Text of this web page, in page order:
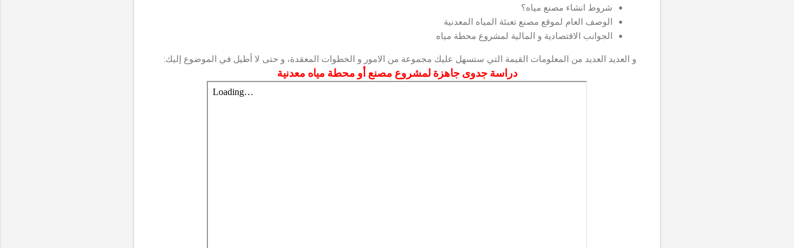
شروط انشاء مصنع مياه؟
الوصف العام لموقع مصنع تعبئة المياه المعدنية
الجوانب الاقتصادية و المالية لمشروع محطة مياه
و العديد العديد من المعلومات القيمة التي ستسهل عليك مجموعة من الامور و الخطوات المعقدة، و حتى لا أطيل في الموضوع إليك:
دراسة جدوى جاهزة لمشروع مصنع أو محطة مياه معدنية